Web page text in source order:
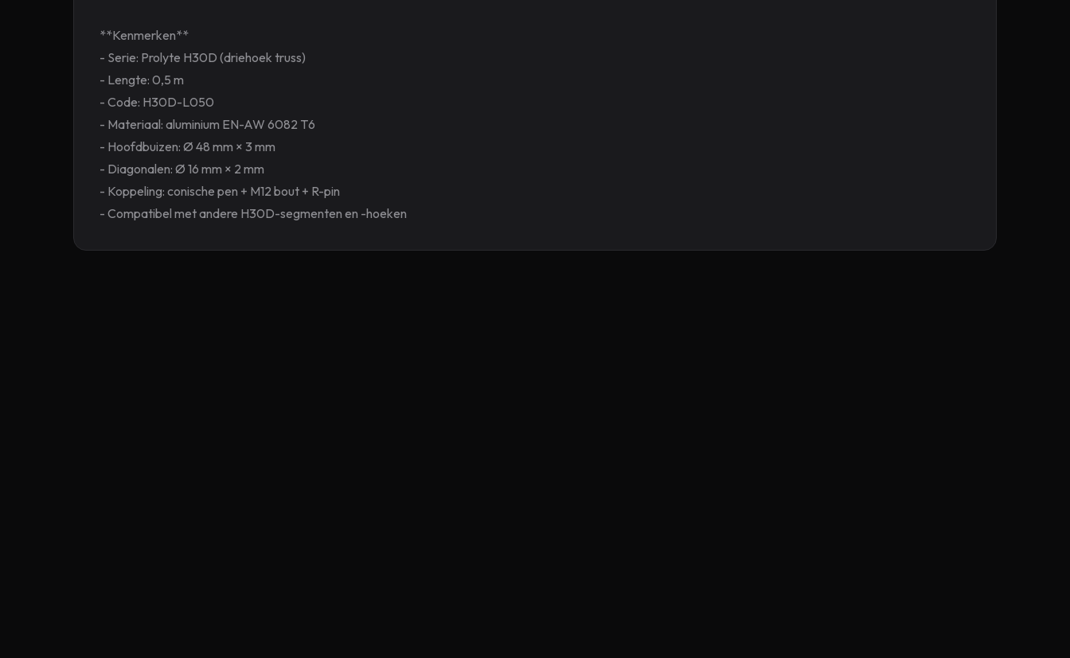
**Kenmerken**
- Serie: Prolyte H30D (driehoek truss)
- Lengte: 0,5 m
- Code: H30D-L050
- Materiaal: aluminium EN-AW 6082 T6
- Hoofdbuizen: Ø 48 mm × 3 mm
- Diagonalen: Ø 16 mm × 2 mm
- Koppeling: conische pen + M12 bout + R-pin
- Compatibel met andere H30D-segmenten en -hoeken